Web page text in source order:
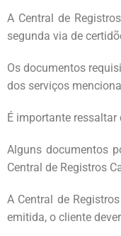
A Central de
segunda via de
Os documentos
dos serviços
É importante
Alguns documentos
Central de Registros
A Central de
emitida, o cliente